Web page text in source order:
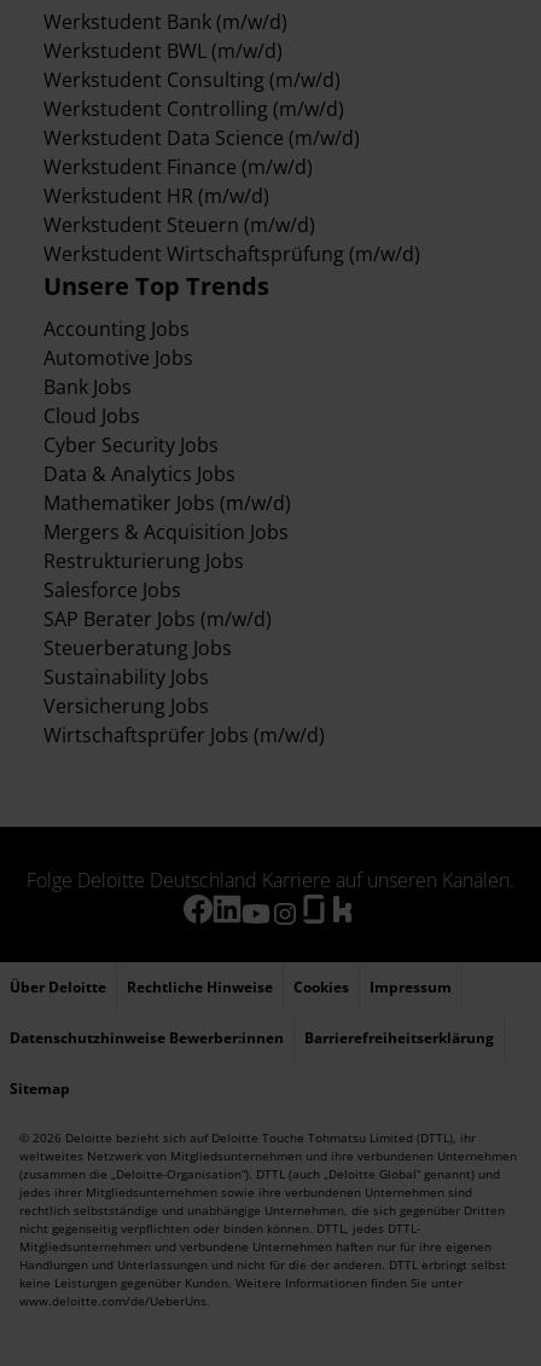
Werkstudent Bank (m/w/d)
Werkstudent BWL (m/w/d)
Werkstudent Consulting (m/w/d)
Werkstudent Controlling (m/w/d)
Werkstudent Data Science (m/w/d)
Werkstudent Finance (m/w/d)
Werkstudent HR (m/w/d)
Werkstudent Steuern (m/w/d)
Werkstudent Wirtschaftsprüfung (m/w/d)
Unsere Top Trends
Accounting Jobs
Automotive Jobs
Bank Jobs
Cloud Jobs
Cyber Security Jobs
Data & Analytics Jobs
Mathematiker Jobs (m/w/d)
Mergers & Acquisition Jobs
Restrukturierung Jobs
Salesforce Jobs
SAP Berater Jobs (m/w/d)
Steuerberatung Jobs
Sustainability Jobs
Versicherung Jobs
Wirtschaftsprüfer Jobs (m/w/d)
Folge Deloitte Deutschland Karriere auf unseren Kanälen.
Über Deloitte Rechtliche Hinweise Cookies Impressum
Datenschutzhinweise Bewerber:innen Barrierefreiheitserklärung
Sitemap
© 2026 Deloitte bezieht sich auf Deloitte Touche Tohmatsu Limited (DTTL), ihr
weltweites Netzwerk von Mitgliedsunternehmen und ihre verbundenen Unternehmen
(zusammen die „Deloitte-Organisation“). DTTL (auch „Deloitte Global“ genannt) und
jedes ihrer Mitgliedsunternehmen sowie ihre verbundenen Unternehmen sind
rechtlich selbstständige und unabhängige Unternehmen, die sich gegenüber Dritten
nicht gegenseitig verpflichten oder binden können. DTTL, jedes DTTL-
Mitgliedsunternehmen und verbundene Unternehmen haften nur für ihre eigenen
Handlungen und Unterlassungen und nicht für die der anderen. DTTL erbringt selbst
keine Leistungen gegenüber Kunden. Weitere Informationen finden Sie unter
www.deloitte.com/de/UeberUns.